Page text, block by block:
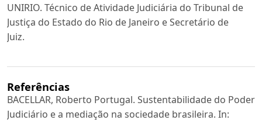
UNIRIO. Técnico de Atividade Judiciária do Tribunal de
Justiça do Estado do Rio de Janeiro e Secretário de
Juiz.
Referências
BACELLAR, Roberto Portugal. Sustentabilidade do Poder
Judiciário e a mediação na sociedade brasileira. In: